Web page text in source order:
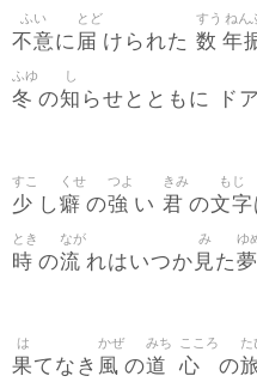
不意
ふい
に 届
とど
けられた 数
すう
年
ねん
冬
ふゆ
の知
し
らせとともに ド
少
すこ
し癖
くせ
の強
つよ
い 君
きみ
の文字
もじ
時
とき
の流
なが
れはいつか 見
み
た夢
ゆ
果
は
てなき 風
かぜ
の道
みち
心
こころ
の
た